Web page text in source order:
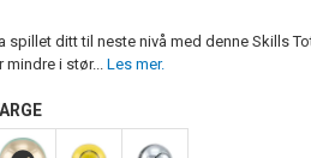
spillet ditt til neste nivå med denne Skills
mindre i stør... Les mer.